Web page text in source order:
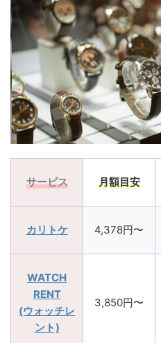
サービス 月額目安
カリトケ 4,378円〜
WATCH
RENT
(ウォッチレ
ント)
3,850円〜